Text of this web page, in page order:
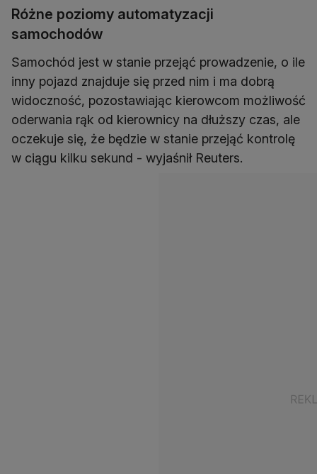
Różne poziomy automatyzacji
samochodów
Samochód jest w stanie przejąć prowadzenie, o ile
inny pojazd znajduje się przed nim i ma dobrą
widoczność, pozostawiając kierowcom możliwość
oderwania rąk od kierownicy na dłuższy czas, ale
oczekuje się, że będzie w stanie przejąć kontrolę
w ciągu kilku sekund - wyjaśnił Reuters.